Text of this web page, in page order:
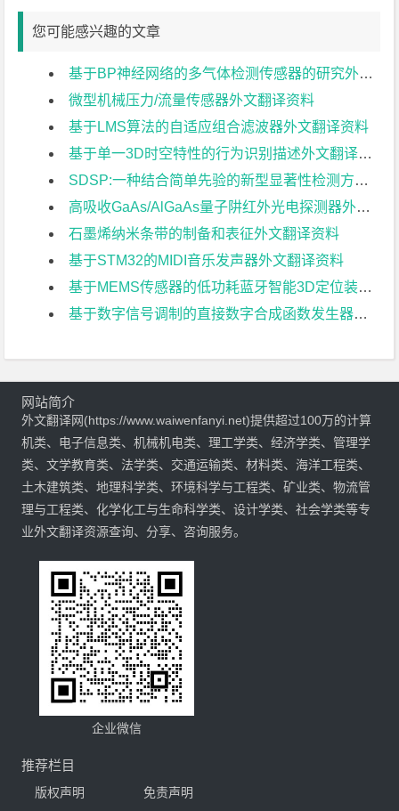
您可能感兴趣的文章
基于BP神经网络的多气体检测传感器的研究外文翻译资料
微型机械压力/流量传感器外文翻译资料
基于LMS算法的自适应组合滤波器外文翻译资料
基于单一3D时空特性的行为识别描述外文翻译资料
SDSP:一种结合简单先验的新型显著性检测方法外文翻译资料
高吸收GaAs/AlGaAs量子阱红外光电探测器外文翻译资料
石墨烯纳米条带的制备和表征外文翻译资料
基于STM32的MIDI音乐发声器外文翻译资料
基于MEMS传感器的低功耗蓝牙智能3D定位装置外文翻译资料
基于数字信号调制的直接数字合成函数发生器外文翻译资料
网站简介
外文翻译网(https://www.waiwenfanyi.net)提供超过100万的计算
机类、电子信息类、机械机电类、理工学类、经济学类、管理学
类、文学教育类、法学类、交通运输类、材料类、海洋工程类、
土木建筑类、地理科学类、环境科学与工程类、矿业类、物流管
理与工程类、化学化工与生命科学类、设计学类、社会学类等专
业外文翻译资源查询、分享、咨询服务。
企业微信
推荐栏目
版权声明 免责声明